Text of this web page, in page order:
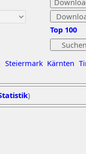
Steiermark Kärnten
Top 100
)